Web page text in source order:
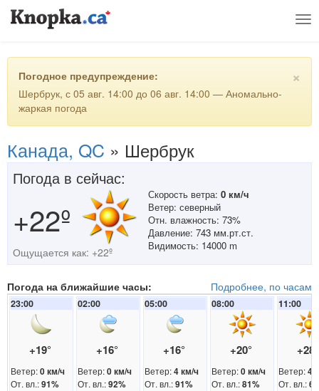
×
Погодное предупреждение:
Шербрук, с 05 авг. 14:00 до 06 авг. 14:00 — Аномально-
жаркая погода
Канада, QC » Шербрук
Погода в сейчас:
+22º
Ощущается как: +22º
Скорость ветра: 0 км/ч
Ветер: северный
Отн. влажность: 73%
Давление: 743 мм.рт.ст.
Видимость: 14000 m
Погода на ближайшие часы: Подробнее, по часам
23:00
+19°
Ветер:0 км/ч
От. вл.:91%
02:00
+16°
Ветер:0 км/ч
От. вл.:92%
05:00
+16°
Ветер:4 км/ч
От. вл.:91%
08:00
+20°
Ветер:0 км/ч
От. вл.:81%
11:00
Ветер:4
От. вл.: